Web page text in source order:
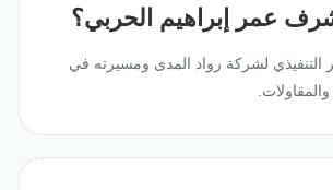
عمر إبراهيم الحربي؟
التنفيذي لشركة رواد المدى ومسيرته في